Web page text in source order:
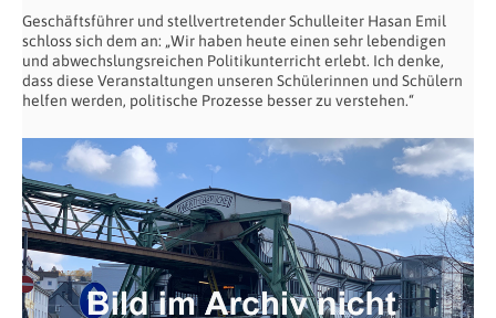
Geschäftsführer und stellvertretender Schulleiter Hasan Emil
schloss sich dem an: „Wir haben heute einen sehr lebendigen
und abwechslungsreichen Politikunterricht erlebt. Ich denke,
dass diese Veranstaltungen unseren Schülerinnen und Schülern
helfen werden, politische Prozesse besser zu verstehen.“